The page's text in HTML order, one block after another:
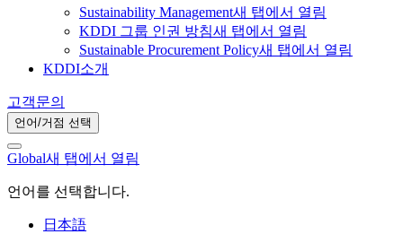
Sustainability Management새 탭에서 열림
KDDI 그룹 인권 방침새 탭에서 열림
Sustainable Procurement Policy새 탭에서 열림
KDDI소개
고객문의
언어/거점 선택
Global새 탭에서 열림
언어를 선택합니다.
日本語